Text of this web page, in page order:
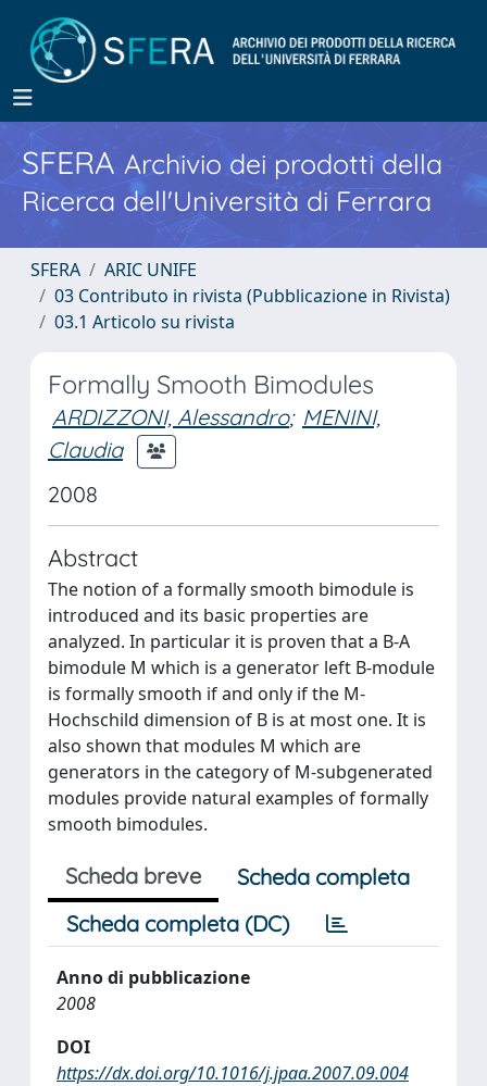
SFERA Archivio dei prodotti della
Ricerca dell'Università di Ferrara
SFERA
ARIC UNIFE
03 Contributo in rivista (Pubblicazione in Rivista)
03.1 Articolo su rivista
Formally Smooth Bimodules
ARDIZZONI, Alessandro; MENINI,
Claudia
2008
Abstract
The notion of a formally smooth bimodule is
introduced and its basic properties are
analyzed. In particular it is proven that a B-A
bimodule M which is a generator left B-module
is formally smooth if and only if the M-
Hochschild dimension of B is at most one. It is
also shown that modules M which are
generators in the category of M-subgenerated
modules provide natural examples of formally
smooth bimodules.
Scheda breve
Scheda completa
Scheda completa (DC)
Anno di pubblicazione
2008
DOI
https://dx.doi.org/10.1016/j.jpaa.2007.09.004